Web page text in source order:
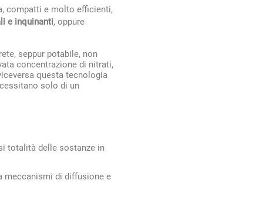
compatti e molto efficienti,
e inquinanti, oppure
seppur potabile, non
concentrazione di nitrati,
questa tecnologia
solo di un
totalità delle sostanze in
meccanismi di diffusione e